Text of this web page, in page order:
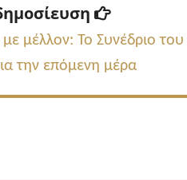
Επόμενη
με μέλλον: Το Συνέδριο
την επόμενη μέρα